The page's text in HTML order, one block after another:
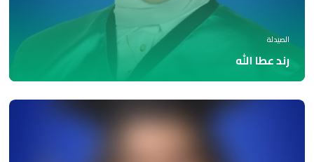
الصيدلة
رند عطا الله